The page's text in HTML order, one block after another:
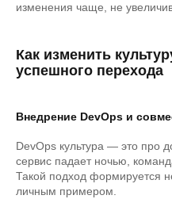
изменения чаще, не
Как изменить
успешного перехода
Внедрение DevOps и
DevOps культура — это про
сервис падает ночью,
Такой подход формируется
личным примером.